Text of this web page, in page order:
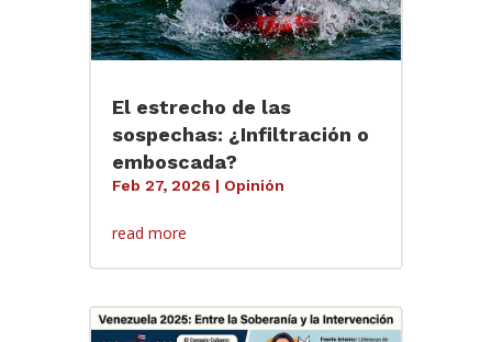
El estrecho de las
sospechas: ¿Infiltración o
emboscada?
Feb 27, 2026 | Opinión
read more